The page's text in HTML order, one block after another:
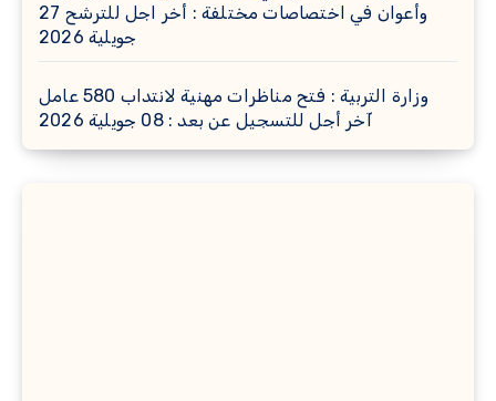
وأعوان في اختصاصات مختلفة : أخر اجل للترشح 27
جويلية 2026
وزارة التربية : فتح مناظرات مهنية لانتداب 580 عامل
آخر أجل للتسجيل عن بعد : 08 جويلية 2026